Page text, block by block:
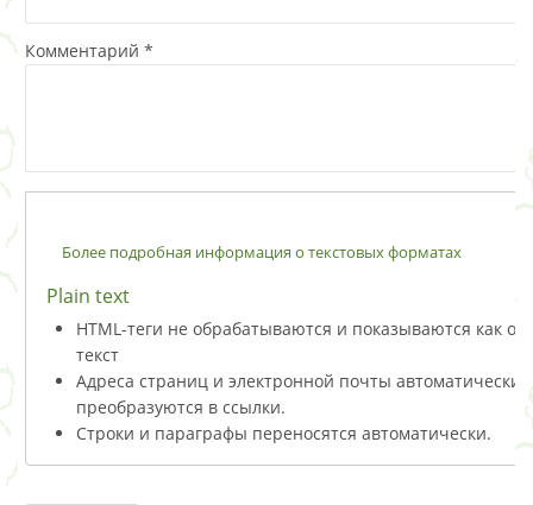
Комментарий *
Более подробная информация о текстовых форматах
Plain text
HTML-теги не обрабатываются и показываются как
текст
Адреса страниц и электронной почты автоматически
преобразуются в ссылки.
Строки и параграфы переносятся автоматически.